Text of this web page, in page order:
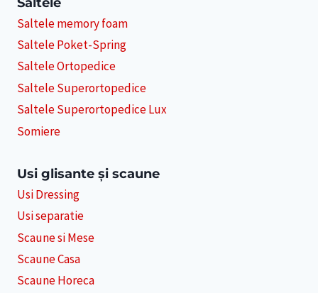
Saltele memory foam
Saltele Poket-Spring
Saltele Ortopedice
Saltele Superortopedice
Saltele Superortopedice Lux
Somiere
Usi glisante și scaune
Usi Dressing
Usi separatie
Scaune si Mese
Scaune Casa
Scaune Horeca